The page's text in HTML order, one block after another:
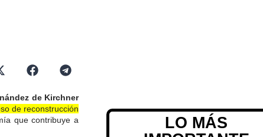
de Kirchner
de reconstrucción
que contribuye a
LO MÁS